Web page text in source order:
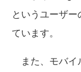
というユーザ
ています。
また、モバイ